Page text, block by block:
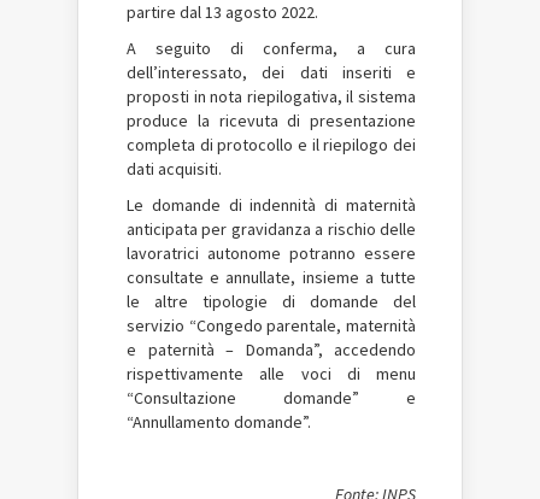
partire dal 13 agosto 2022.
A seguito di conferma, a cura
dell’interessato, dei dati inseriti e
proposti in nota riepilogativa, il sistema
produce la ricevuta di presentazione
completa di protocollo e il riepilogo dei
dati acquisiti.
Le domande di indennità di maternità
anticipata per gravidanza a rischio delle
lavoratrici autonome potranno essere
consultate e annullate, insieme a tutte
le altre tipologie di domande del
servizio “Congedo parentale, maternità
e paternità – Domanda”, accedendo
rispettivamente alle voci di menu
“Consultazione domande” e
“Annullamento domande”.
Fonte: INPS